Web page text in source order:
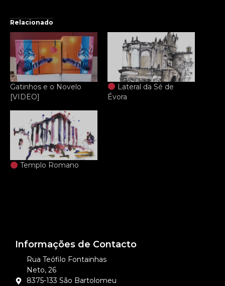
Relacionado
Gatinhos e o Novelo
[VIDEO]
Lateral da Sé de
Évora
Templo Romano
Informações de Contacto
Rua Teófilo Fontainhas
Neto, 26
8375-133 São Bartolomeu